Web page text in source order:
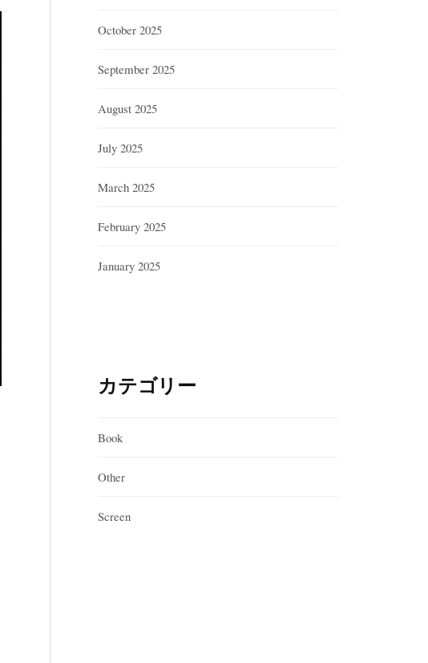
October 2025
September 2025
August 2025
July 2025
March 2025
February 2025
January 2025
カテゴリー
Book
Other
Screen